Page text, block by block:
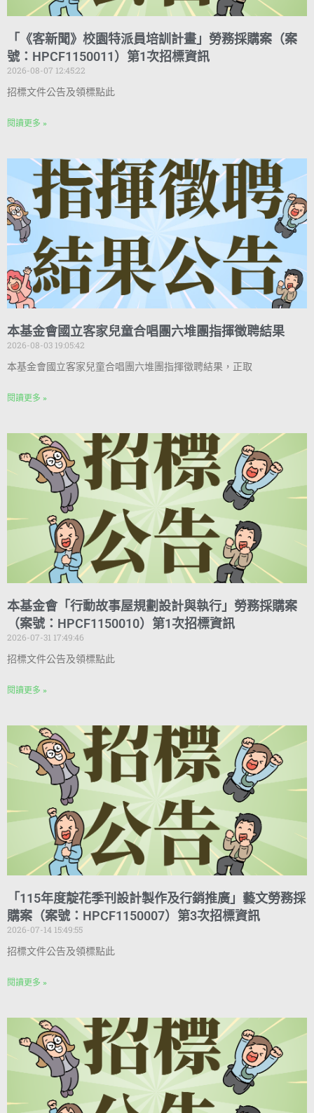
「《客新聞》校園特派員培訓計畫」勞務採購案（案
號：HPCF1150011）第1次招標資訊
2026-08-07 12:45:22
招標文件公告及領標點此
閱讀更多 »
本基金會國立客家兒童合唱團六堆團指揮徵聘結果
2026-08-03 19:05:42
本基金會國立客家兒童合唱團六堆團指揮徵聘結果，正取
閱讀更多 »
本基金會「行動故事屋規劃設計與執行」勞務採購案
（案號：HPCF1150010）第1次招標資訊
2026-07-31 17:49:46
招標文件公告及領標點此
閱讀更多 »
「115年度靛花季刊設計製作及行銷推廣」藝文勞務採
購案（案號：HPCF1150007）第3次招標資訊
2026-07-14 15:49:55
招標文件公告及領標點此
閱讀更多 »